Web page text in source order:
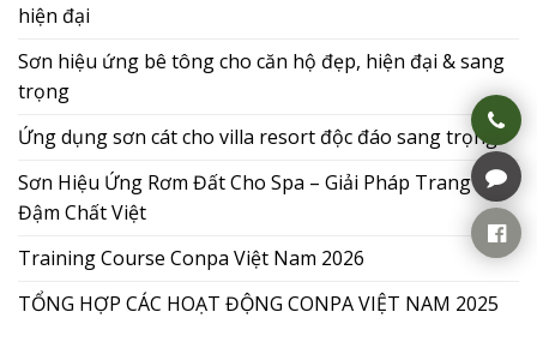
hiện đại
Sơn hiệu ứng bê tông cho căn hộ đẹp, hiện đại & sang
trọng
Ứng dụng sơn cát cho villa resort độc đáo sang trọng
Sơn Hiệu Ứng Rơm Đất Cho Spa – Giải Pháp Trang Trí
Đậm Chất Việt
Training Course Conpa Việt Nam 2026
TỔNG HỢP CÁC HOẠT ĐỘNG CONPA VIỆT NAM 2025